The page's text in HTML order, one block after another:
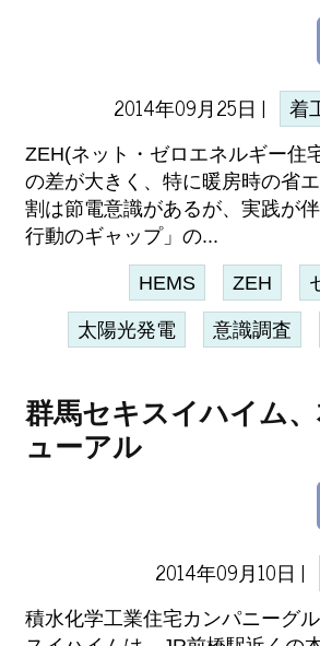
2014年09月25日 | 着
ZEH(ネット・ゼロエネルギー住
の差が大きく、特に暖房時の省
割は節電意識があるが、実践が
行動のギャップ」の...
HEMS ZEH
太陽光発電 意識調査
群馬セキスイハイム
ューアル
2014年09月10日 |
積水化学工業住宅カンパニーグ